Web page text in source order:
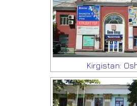
Kirgistan: